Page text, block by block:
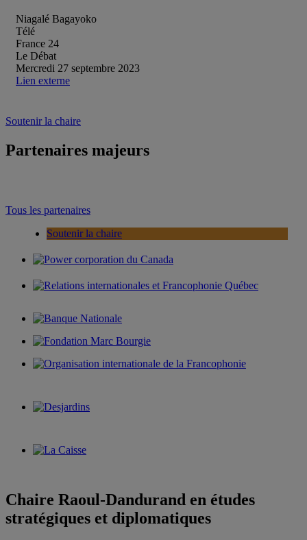
Niagalé Bagayoko
Télé
France 24
Le Débat
Mercredi 27 septembre 2023
Lien externe
Soutenir la chaire
Partenaires majeurs
Tous les partenaires
Soutenir la chaire
Chaire Raoul-Dandurand en études
stratégiques et diplomatiques